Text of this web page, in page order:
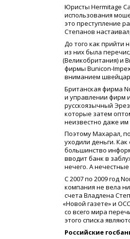
Юристы Hermitage
использования
это преступление
Степанов
До того как прийти
из них была
(Великобритания) и
фирмы Bunicon-
вниманием
Британская фирма
и управлении фирм
русскоязычный
которые затем
неизвестно даже им
Поэтому Махарал,
уходили деньги.
большинство
вводит банк в
нечего. А
С 2007 по 2009 год
компания не вела
счета Владлена
«Новой газете» и
со всего мира
этого списка
Российские